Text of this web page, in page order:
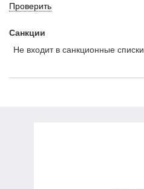
Проверить
Санкции
Не входит в санкционные списки